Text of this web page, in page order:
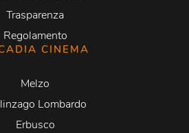
Trasparenza
Regolamento
CINEMA
Melzo
Lombardo
Erbusco